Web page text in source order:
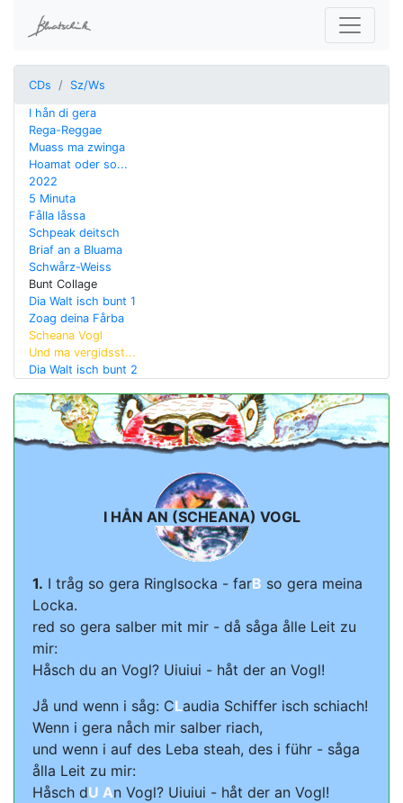
CDs Sz/Ws
I hån di gera
Rega-Reggae
Muass ma zwinga
Hoamat oder so...
2022
5 Minuta
Fålla låssa
Schpeak deitsch
Briaf an a Bluama
Schwårz-Weiss
Bunt Collage
Dia Walt isch bunt 1
Zoag deina Fårba
Scheana Vogl
Und ma vergidsst...
Dia Walt isch bunt 2
I HÅN AN (SCHEANA) VOGL
1. I tråg so gera Ringlsocka - farB so gera meina
Locka.
red so gera salber mit mir - då såga ålle Leit zu
mir:
Håsch du an Vogl? Uiuiui - håt der an Vogl!
Jå und wenn i såg: CLaudia Schiffer isch schiach!
Wenn i gera nåch mir salber riach,
und wenn i auf des Leba steah, des i führ - såga
ålla Leit zu mir:
Håsch dU An Vogl? Uiuiui - håt der an Vogl!